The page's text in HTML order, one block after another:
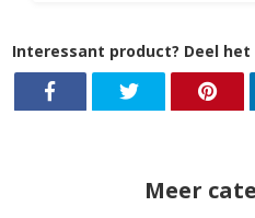
Interessant product? Deel het
Meer